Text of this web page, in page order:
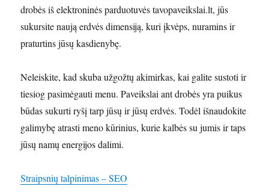
drobės iš elektroninės parduotuvės tavopaveikslai.lt, jūs
sukursite naują erdvės dimensiją, kuri įkvėps, nuramins ir
praturtins jūsų kasdienybę.
Neleiskite, kad skuba užgožtų akimirkas, kai galite sustoti ir
tiesiog pasimėgauti menu. Paveikslai ant drobės yra puikus
būdas sukurti ryšį tarp jūsų ir jūsų erdvės. Todėl išnaudokite
galimybę atrasti meno kūrinius, kurie kalbės su jumis ir taps
jūsų namų energijos dalimi.
Straipsnių talpinimas – SEO